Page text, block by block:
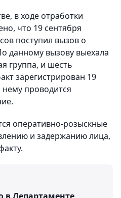
в ходе отработки
что 19 сентября
поступил вызов о
данному вызову выехала
группа, и шесть
зарегистрирован 19
нему проводится
оперативно-розыскные
и задержанию лица,